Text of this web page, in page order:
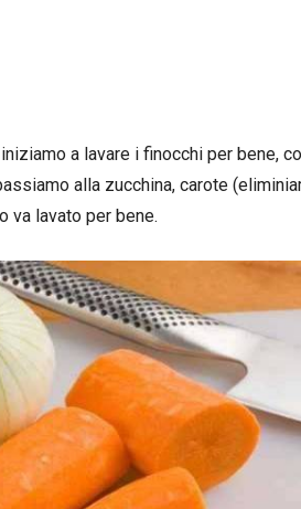
a lavare i finocchi per bene,
alla zucchina, carote
va lavato per bene.